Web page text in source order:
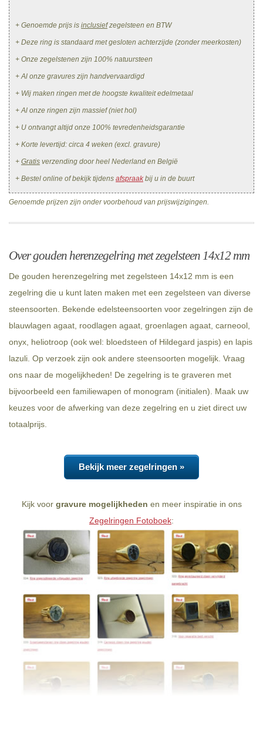
+ Genoemde prijs is inclusiefzegelsteen en BTW
+ Deze ring is standaard met gesloten achterzijde (zonder meerkosten)
+ Onze zegelstenen zijn 100% natuursteen
+ Al onze gravures zijn handvervaardigd
+ Wij maken ringen met de hoogste kwaliteit edelmetaal
+ Al onze ringen zijn massief (niet hol)
+ U ontvangt altijd onze 100% tevredenheidsgarantie
+ Korte levertijd: circa 4 weken (excl. gravure)
+ Gratis verzending door heel Nederland en België
+ Bestel online of bekijk tijdens afspraakbij u in de buurt
Genoemde prijzen zijn onder voorbehoud van prijswijzigingen.
Over gouden herenzegelring met zegelsteen 14x12 mm
De gouden herenzegelring met zegelsteen 14x12 mm is een
zegelring die u kunt laten maken met een zegelsteen van diverse
steensoorten. Bekende edelsteensoorten voor zegelringen zijn de
blauwlagen agaat, roodlagen agaat, groenlagen agaat, carneool,
onyx, heliotroop (ook wel: bloedsteen of Hildegard jaspis) en lapis
lazuli. Op verzoek zijn ook andere steensoorten mogelijk. Vraag
ons naar de mogelijkheden! De zegelring is te graveren met
bijvoorbeeld een familiewapen of monogram (initialen). Maak uw
keuzes voor de afwerking van deze zegelring en u ziet direct uw
totaalprijs.
Bekijk meer zegelringen »
Kijk voor gravure mogelijkheden en meer inspiratie in ons
Zegelringen Fotoboek: